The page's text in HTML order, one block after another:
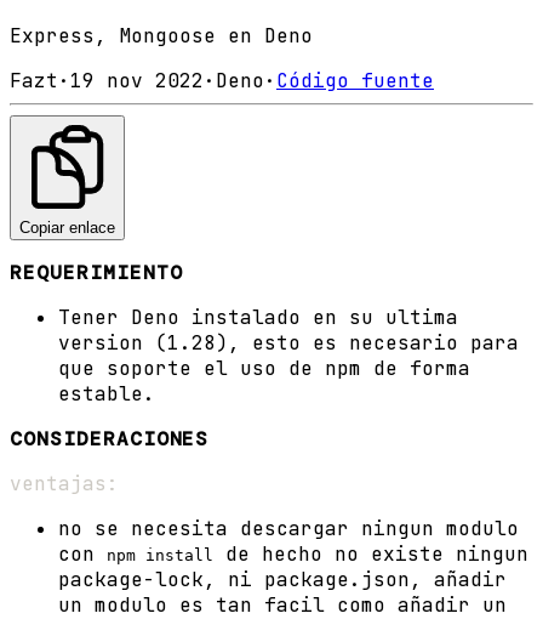
Express, Mongoose en Deno
Fazt · 19 nov 2022 · Deno· Código fuente
Copiar enlace
REQUERIMIENTO
Tener Deno instalado en su ultima
version (1.28), esto es necesario para
que soporte el uso de npm de forma
estable.
CONSIDERACIONES
ventajas:
no se necesita descargar ningun modulo
con
npm install
de hecho no existe ningun
package-lock, ni package.json, añadir
un modulo es tan facil como añadir un